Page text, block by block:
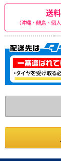
送
（沖縄・離島・個